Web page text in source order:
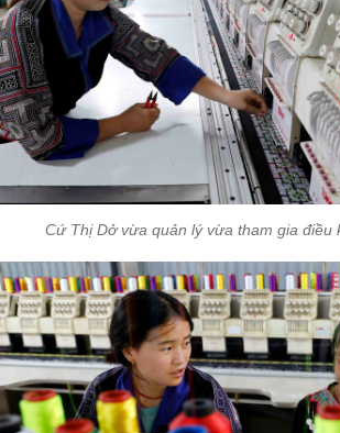
Cứ Thị Dở vừa quản lý vừa tham gia điều